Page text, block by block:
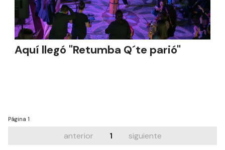
Aquí llegó "Retumba Q´te parió"
Página 1
anterior 1 siguiente